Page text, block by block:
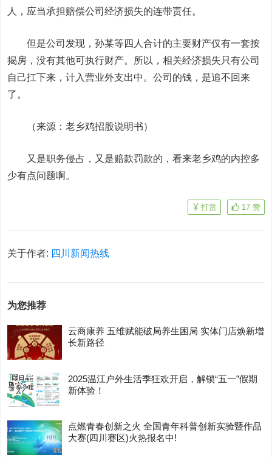
人，应当承担赔偿公司经济损失的连带责任。
但是公司发现，孙某等四人合计的主要财产仅有一套按
揭房，没有其他可执行财产。所以，相关经济损失只有公司
自己扛下来，计入营业外支出中。公司的钱，是追不回来
了。
（来源：老乡鸡招股说明书）
又是职务侵占，又是赔款罚款的，看来老乡鸡的内控多
少有点问题啊。
17 赞
打赏
关于作者: 四川新闻热线
为您推荐
云商康养 五维赋能破局养生困局 实体门店焕新增
长新路径
2025温江户外生活季狂欢开启，解锁“五一”假期
新体验！
点燃青春创新之火 全国青年科普创新实验暨作品
大赛(四川赛区)火热报名中!